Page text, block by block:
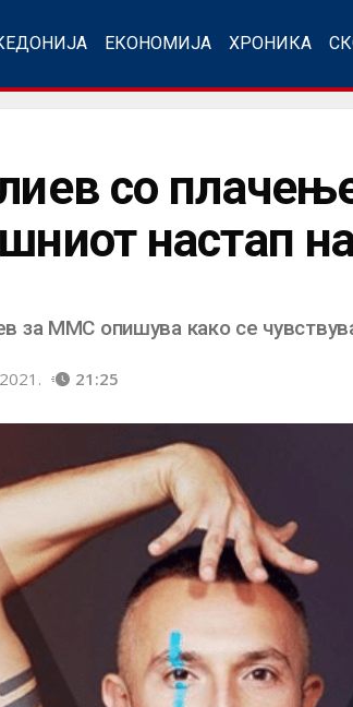
ЕКОНОМИЈА ХРОНИКА
со
настап
за ММС опишува како се
21:25